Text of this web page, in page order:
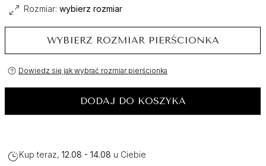
Rozmiar: wybierz rozmiar
WYBIERZ ROZMIAR PIERŚCIONKA
Dowiedz się jak wybrać rozmiar pierścionka
DODAJ DO KOSZYKA
Kup teraz, 12.08 - 14.08 u Ciebie